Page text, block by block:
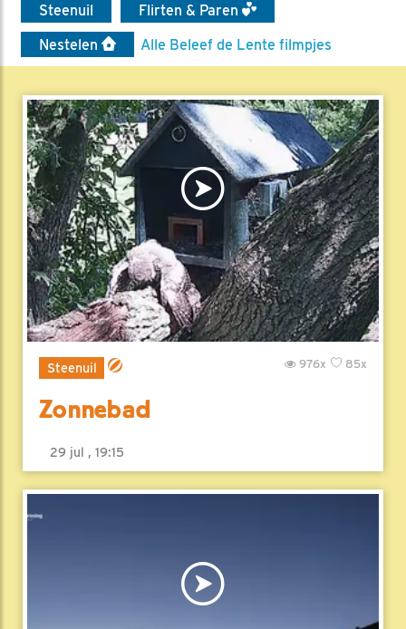
Steenuil
Flirten & Paren
Nestelen
Alle Beleef de Lente filmpjes
Steenuil 85x
976x
Zonnebad
29 jul , 19:15